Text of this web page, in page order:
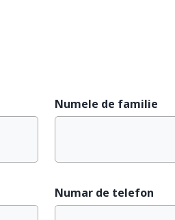
Numele de familie
Numar de telefon